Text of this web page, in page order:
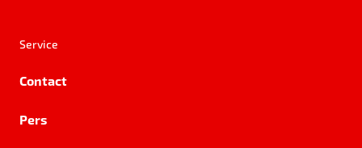
Service
Contact
Pers